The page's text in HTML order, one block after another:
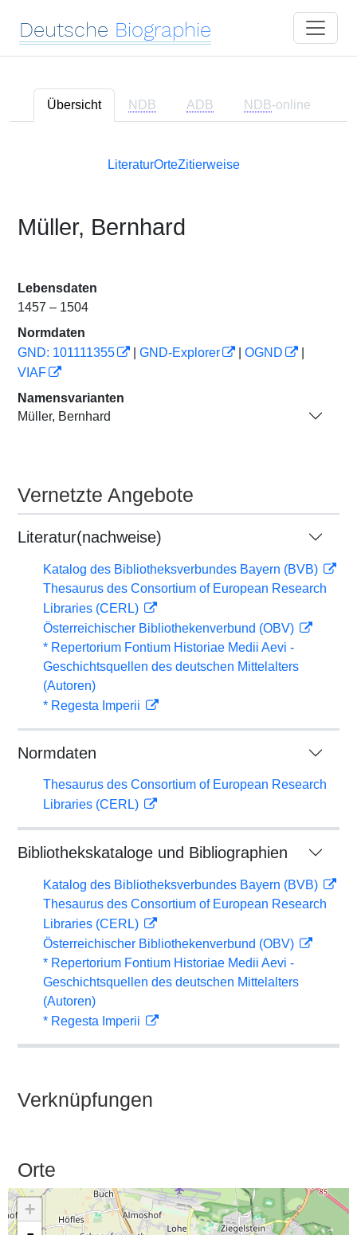
Deutsche Biographie
Übersicht NDB ADB NDB-online
LiteraturOrteZitierweise
Müller, Bernhard
Lebensdaten
1457 – 1504
Normdaten
GND: 101111355
GND-Explorer OGND
VIAF
Namensvarianten
Müller, Bernhard
Vernetzte Angebote
Literatur(nachweise)
Katalog des Bibliotheksverbundes Bayern (BVB)
Thesaurus des Consortium of European Research
Libraries (CERL)
Österreichischer Bibliothekenverbund (OBV)
* Repertorium Fontium Historiae Medii Aevi -
Geschichtsquellen des deutschen Mittelalters
(Autoren)
* Regesta Imperii
Normdaten
Thesaurus des Consortium of European Research
Libraries (CERL)
Bibliothekskataloge und Bibliographien
Katalog des Bibliotheksverbundes Bayern (BVB)
Thesaurus des Consortium of European Research
Libraries (CERL)
Österreichischer Bibliothekenverbund (OBV)
* Repertorium Fontium Historiae Medii Aevi -
Geschichtsquellen des deutschen Mittelalters
(Autoren)
* Regesta Imperii
Verknüpfungen
Orte
+